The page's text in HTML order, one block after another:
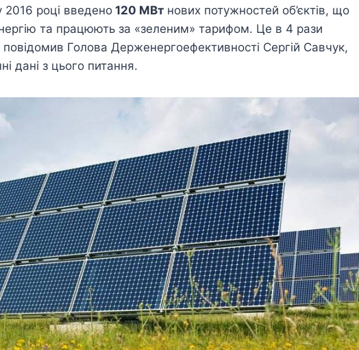
2016 році введено 120 МВт нових потужностей об’єктів, що
та працюють за «зеленим» тарифом. Це в 4 рази
Голова Держенергоефективності Сергій Савчук,
дані з цього питання.